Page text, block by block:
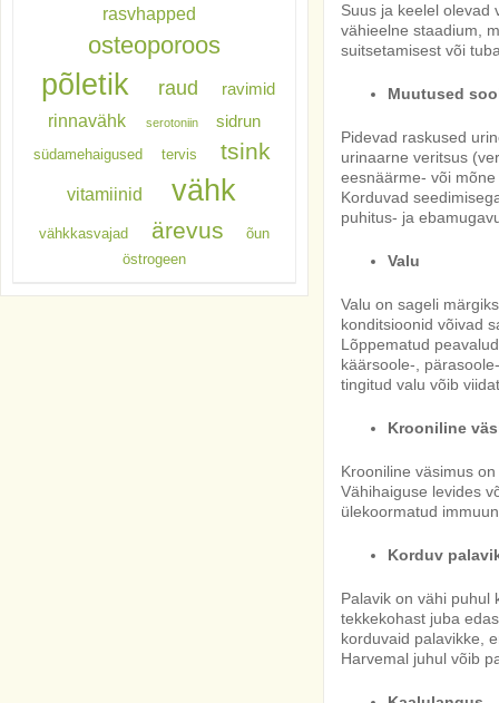
Suus ja keelel olevad
vähieelne staadium,
suitsetamisest või
Muutused
Pidevad raskused
urinaarne veritsus
eesnäärme- või
Korduvad
puhitus- ja
Valu
Valu on sageli
konditsioonid võivad
Lõppematud
käärsoole-,
tingitud valu võib
Krooniline
Krooniline väsimus
Vähihaiguse levides
ülekoormatud
Korduv
Palavik on vähi puhul
tekkekohast juba
korduvaid palavikke,
Harvemal juhul võib
rasvhapped
osteoporoos
põletik raud ravimid
rinnavähk serotoniin sidrun
südamehaigused tervis tsink
vitamiinid vähk
vähkkasvajad ärevus
õun
östrogeen